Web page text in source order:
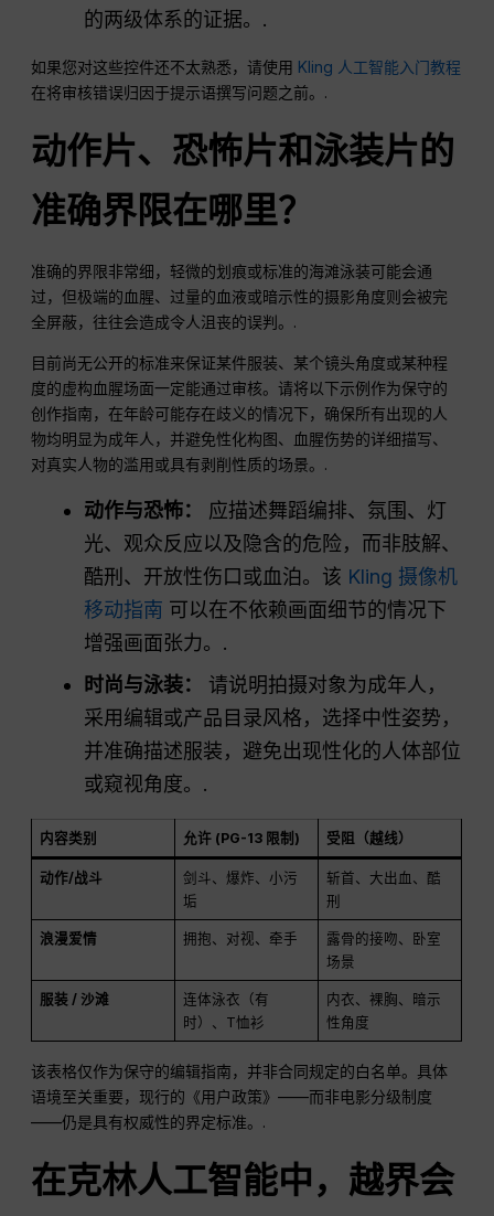
的两级体系的证据。.
如果您对这些控件还不太熟悉，请使用 Kling 人工智能入门教程
在将审核错误归因于提示语撰写问题之前。.
动作片、恐怖片和泳装片的
准确界限在哪里？
准确的界限非常细，轻微的划痕或标准的海滩泳装可能会通
过，但极端的血腥、过量的血液或暗示性的摄影角度则会被完
全屏蔽，往往会造成令人沮丧的误判。.
目前尚无公开的标准来保证某件服装、某个镜头角度或某种程
度的虚构血腥场面一定能通过审核。请将以下示例作为保守的
创作指南，在年龄可能存在歧义的情况下，确保所有出现的人
物均明显为成年人，并避免性化构图、血腥伤势的详细描写、
对真实人物的滥用或具有剥削性质的场景。.
动作与恐怖：
应描述舞蹈编排、氛围、灯
光、观众反应以及隐含的危险，而非肢解、
酷刑、开放性伤口或血泊。该 Kling 摄像机
移动指南 可以在不依赖画面细节的情况下
增强画面张力。.
时尚与泳装：
请说明拍摄对象为成年人，
采用编辑或产品目录风格，选择中性姿势，
并准确描述服装，避免出现性化的人体部位
或窥视角度。.
内容类别 允许 (PG-13 限制) 受阻（越线）
动作/战斗
剑斗、爆炸、小污
垢
斩首、大出血、酷
刑
浪漫爱情 拥抱、对视、牵手
露骨的接吻、卧室
场景
服装 / 沙滩
连体泳衣（有
时）、T恤衫
内衣、裸胸、暗示
性角度
该表格仅作为保守的编辑指南，并非合同规定的白名单。具体
语境至关重要，现行的《用户政策》——而非电影分级制度
——仍是具有权威性的界定标准。.
在克林人工智能中，越界会